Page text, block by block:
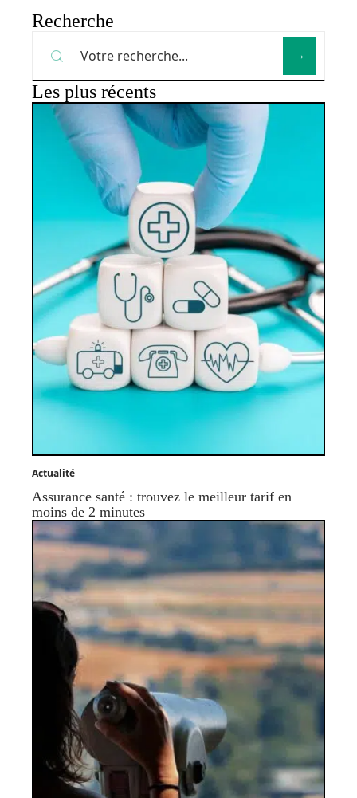
Recherche
Les plus récents
Actualité
Assurance santé : trouvez le meilleur tarif en
moins de 2 minutes